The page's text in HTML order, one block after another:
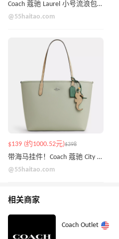
Coach 蔻驰 Laurel 小号流浪包 新老花
@55haitao.com
$139 (约1000.52元)$398
带海马挂件！Coach 蔻驰 City 托特包
@55haitao.com
相关商家
Coach Outlet